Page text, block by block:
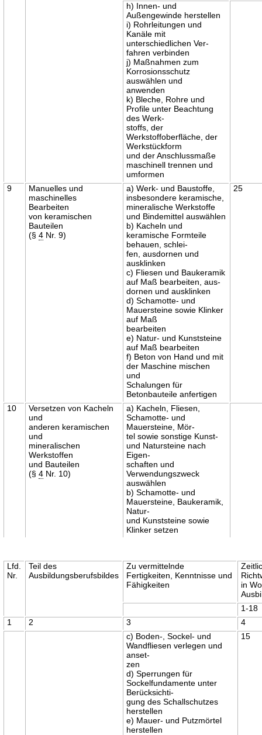
h) Innen- und
Außengewinde herstellen
i) Rohrleitungen und
Kanäle mit
unterschiedlichen Ver-
fahren verbinden
j) Maßnahmen zum
Korrosionsschutz
auswählen und
anwenden
k) Bleche, Rohre und
Profile unter Beachtung
des Werk-
stoffs, der
Werkstoffoberfläche, der
Werkstückform
und der Anschlussmaße
maschinell trennen und
umformen
9
Manuelles und
maschinelles
Bearbeiten
von keramischen
Bauteilen
(§4 Nr. 9)
a) Werk- und Baustoffe,
insbesondere keramische,
mineralische Werkstoffe
und Bindemittel auswählen
b) Kacheln und
keramische Formteile
behauen, schlei-
fen, ausdornen und
ausklinken
c) Fliesen und Baukeramik
auf Maß bearbeiten, aus-
dornen und ausklinken
d) Schamotte- und
Mauersteine sowie Klinker
auf Maß
bearbeiten
e) Natur- und Kunststeine
auf Maß bearbeiten
f) Beton von Hand und mit
der Maschine mischen
und
Schalungen für
Betonbauteile anfertigen
25
10
Versetzen von Kacheln
und
anderen keramischen
und
mineralischen
Werkstoffen
und Bauteilen
(§4 Nr. 10)
a) Kacheln, Fliesen,
Schamotte- und
Mauersteine, Mör-
tel sowie sonstige Kunst-
und Natursteine nach
Eigen-
schaften und
Verwendungszweck
auswählen
b) Schamotte- und
Mauersteine, Baukeramik,
Natur-
und Kunststeine sowie
Klinker setzen
Lfd.
Nr.
Teil des
Ausbildungsberufsbildes
Zu vermittelnde
Fertigkeiten, Kenntnisse und
Fähigkeiten
in
1-18
1
2 3
4
c) Boden-, Sockel- und
Wandfliesen verlegen und
anset-
zen
d) Sperrungen für
Sockelfundamente unter
Berücksichti-
gung des Schallschutzes
herstellen
e) Mauer- und Putzmörtel
herstellen
15